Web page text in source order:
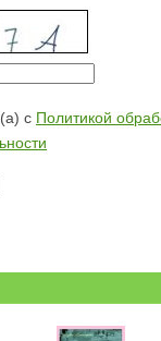
с Политикой